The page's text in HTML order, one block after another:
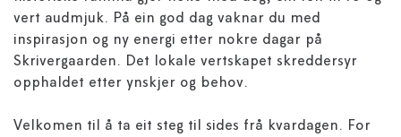
vert audmjuk. På ein god dag vaknar du med
inspirasjon og ny energi etter nokre dagar på
Skrivergaarden. Det lokale vertskapet skreddersyr
opphaldet etter ynskjer og behov.
Velkomen til å ta eit steg til sides frå kvardagen. For